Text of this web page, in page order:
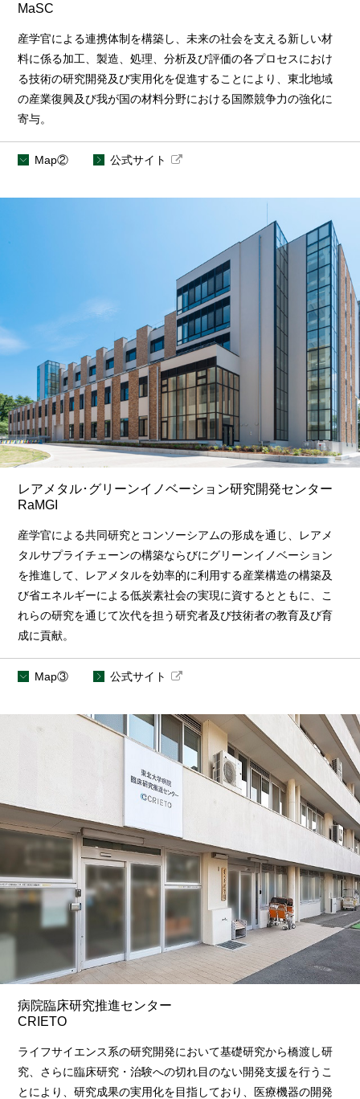
MaSC
産学官による連携体制を構築し、未来の社会を支える新しい材
料に係る加工、製造、処理、分析及び評価の各プロセスにおけ
る技術の研究開発及び実用化を促進することにより、東北地域
の産業復興及び我が国の材料分野における国際競争力の強化に
寄与。
Map② 公式サイト
レアメタル･グリーンイノベーション研究開発センター
RaMGI
産学官による共同研究とコンソーシアムの形成を通じ、レアメ
タルサプライチェーンの構築ならびにグリーンイノベーション
を推進して、レアメタルを効率的に利用する産業構造の構築及
び省エネルギーによる低炭素社会の実現に資するとともに、こ
れらの研究を通じて次代を担う研究者及び技術者の教育及び育
成に貢献。
Map③ 公式サイト
病院臨床研究推進センター
CRIETO
ライフサイエンス系の研究開発において基礎研究から橋渡し研
究、さらに臨床研究・治験への切れ目のない開発支援を行うこ
とにより、研究成果の実用化を目指しており、医療機器の開発